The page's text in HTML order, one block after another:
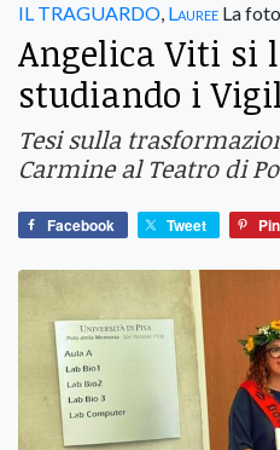
IL TRAGUARDO, Lauree La foto
Angelica Viti si
studiando i
Tesi sulla
Carmine al Teatro di
Facebook Tweet Pin